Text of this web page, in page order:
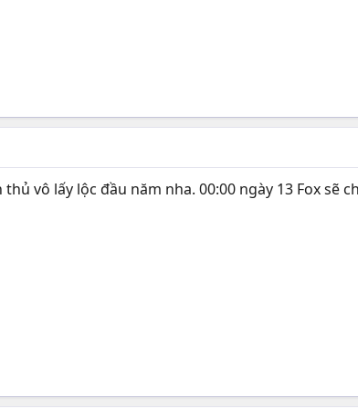
vô lấy lộc đầu năm nha. 00:00 ngày 13 Fox sẽ